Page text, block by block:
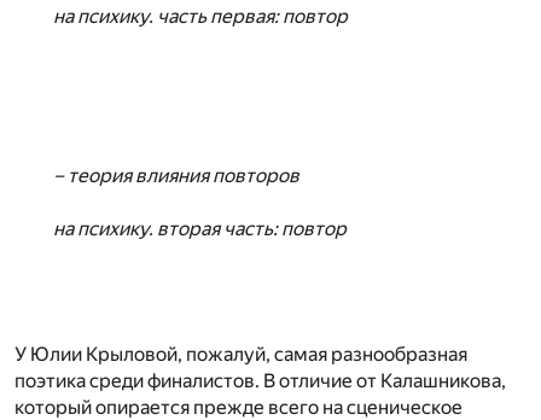
на психику. часть первая: повтор
– теория влияния повторов
на психику. вторая часть: повтор
У Юлии Крыловой, пожалуй, самая разнообразная
поэтика среди финалистов. В отличие от Калашникова,
который опирается прежде всего на сценическое